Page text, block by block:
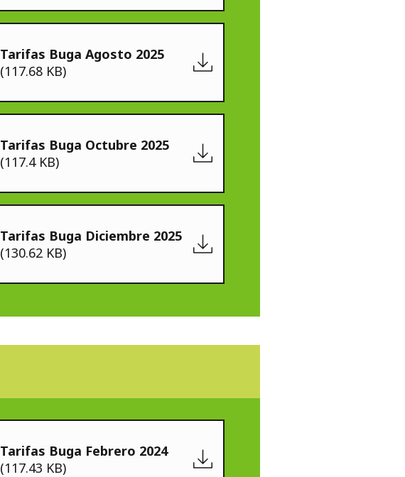
Tarifas Buga Agosto 2025
(117.68 KB)
Tarifas Buga Octubre 2025
(117.4 KB)
Tarifas Buga Diciembre 2025
(130.62 KB)
Tarifas Buga Febrero 2024
(117.43 KB)